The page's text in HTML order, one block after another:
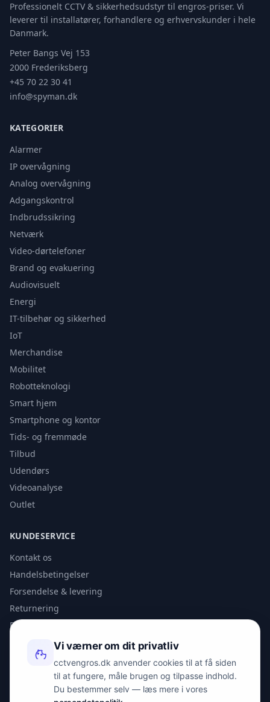
Professionelt CCTV & sikkerhedsudstyr til engros-priser. Vi
leverer til installatører, forhandlere og erhvervskunder i hele
Danmark.
Peter Bangs Vej 153
2000 Frederiksberg
+45 70 22 30 41
info@spyman.dk
KATEGORIER
Alarmer
IP overvågning
Analog overvågning
Adgangskontrol
Indbrudssikring
Netværk
Video-dørtelefoner
Brand og evakuering
Audiovisuelt
Energi
IT-tilbehør og sikkerhed
IoT
Merchandise
Mobilitet
Robotteknologi
Smart hjem
Smartphone og kontor
Tids- og fremmøde
Tilbud
Udendørs
Videoanalyse
Outlet
KUNDESERVICE
Kontakt os
Handelsbetingelser
Forsendelse & levering
Returnering
Privatlivspolitik
KONTAKT
info@spyman.dk
Vi værner om dit privatliv
cctvengros.dk anvender cookies til at få siden
til at fungere, måle brugen og tilpasse indhold.
Du bestemmer selv — læs mere i vores